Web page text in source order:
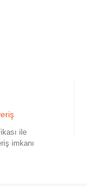
ile
imkanı